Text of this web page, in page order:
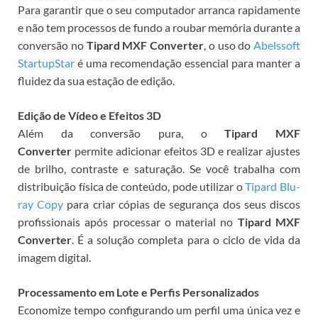
Para garantir que o seu computador arranca rapidamente
e não tem processos de fundo a roubar memória durante a
conversão no Tipard MXF Converter, o uso do Abelssoft
StartupStar é uma recomendação essencial para manter a
fluidez da sua estação de edição.
Edição de Vídeo e Efeitos 3D
Além da conversão pura, oTipard MXF
Converter permite adicionar efeitos 3D e realizar ajustes
de brilho, contraste e saturação. Se você trabalha com
distribuição física de conteúdo, pode utilizar oTipard Blu-
ray Copy para criar cópias de segurança dos seus discos
profissionais após processar o material no Tipard MXF
Converter. É a solução completa para o ciclo de vida da
imagem digital.
Processamento em Lote e Perfis Personalizados
Economize tempo configurando um perfil uma única vez e